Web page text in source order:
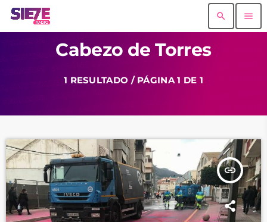
search menu
Cabezo de Torres
1 RESULTADO / PÁGINA 1 DE 1
insert_link